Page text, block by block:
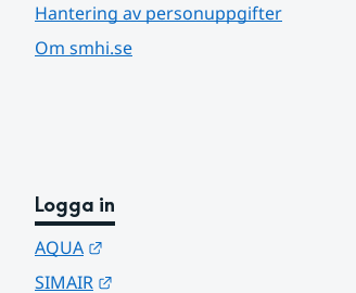
Hantering av personuppgifter
Om smhi.se
Logga in
AQUA
SIMAIR